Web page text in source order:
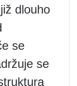
dlouho
se
se